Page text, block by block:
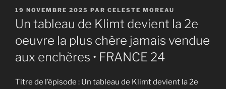
PUBLIÉ
LE
19 NOVEMBRE 2025 PAR CELESTE MOREAU
Un tableau de Klimt devient la 2e
oeuvre la plus chère jamais vendue
aux enchères • FRANCE 24
Titre de l’épisode : Un tableau de Klimt devient la 2e